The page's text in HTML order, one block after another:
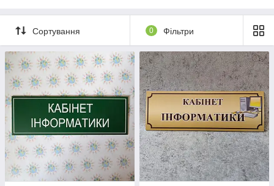
Математика Німецька мова
Зарубіжна
Музика Психолог
Трудове
навчання
Хімія
Спорт Медицина
Для дому і
Логопед
Бібліотека Вивіски
Адресні
покажчики
Безпека
Сортування 0 Фільтри